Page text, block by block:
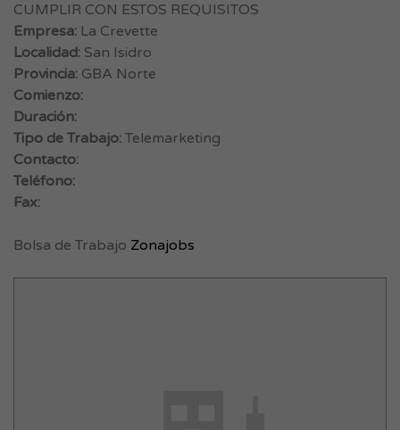
CUMPLIR CON ESTOS REQUISITOS
Empresa: La Crevette
Localidad: San Isidro
Provincia: GBA Norte
Comienzo:
Duración:
Tipo de Trabajo: Telemarketing
Contacto:
Teléfono:
Fax:
Bolsa de Trabajo Zonajobs